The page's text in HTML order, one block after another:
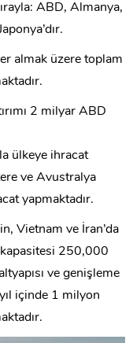
ABD, Almanya,
almak üzere toplam
2 milyar ABD
ülkeye ihracat
ve Avustralya
yapmaktadır.
Vietnam ve İran’da
kapasitesi 250,000
ve genişleme
içinde 1 milyon